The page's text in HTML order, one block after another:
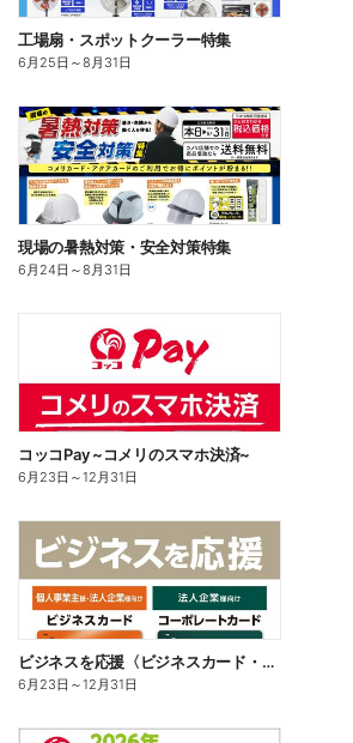
工場扇・スポットクーラー特集
6月25日 ～8月31日
現場の暑熱対策・安全対策特集
6月24日 ～8月31日
コッコPay ~コメリのスマホ決済~
6月23日 ～12月31日
ビジネスを応援〈ビジネスカード・コーポレートカード〉
6月23日 ～12月31日